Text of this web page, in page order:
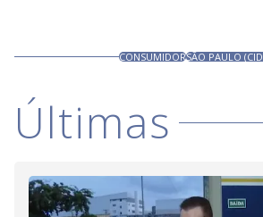
CONSUMIDORSÃO PAULO
Últimas